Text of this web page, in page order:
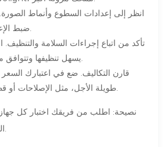
انظر إلى إعدادات السطوع وأنماط
تأكد من اتباع إجراءات السلامة والتنظيف.
قارن التكاليف. ضع في اعتبارك السعر
نصيحة: اطلب من فريقك اختبار كل